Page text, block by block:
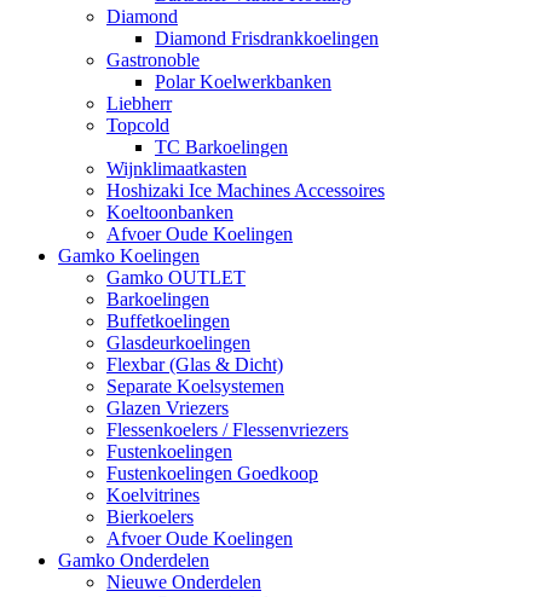
Diamond
Diamond Frisdrankkoelingen
Gastronoble
Polar Koelwerkbanken
Liebherr
Topcold
TC Barkoelingen
Wijnklimaatkasten
Hoshizaki Ice Machines Accessoires
Koeltoonbanken
Afvoer Oude Koelingen
Gamko Koelingen
Gamko OUTLET
Barkoelingen
Buffetkoelingen
Glasdeurkoelingen
Flexbar (Glas & Dicht)
Separate Koelsystemen
Glazen Vriezers
Flessenkoelers / Flessenvriezers
Fustenkoelingen
Fustenkoelingen Goedkoop
Koelvitrines
Bierkoelers
Afvoer Oude Koelingen
Gamko Onderdelen
Nieuwe Onderdelen